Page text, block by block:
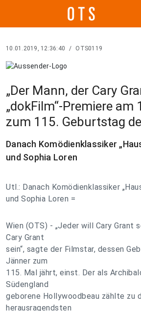
10.01.2019, 12:36:40 / OTS0119
„Der Mann, der Cary
„dokFilm“-Premiere am
zum 115. Geburtstag
Danach Komödienklassiker
und Sophia Loren
Utl.: Danach Komödienklassiker
und Sophia Loren =
Wien (OTS) - „Jeder will Cary Grant
Cary Grant
sein“, sagte der Filmstar, dessen
Jänner zum
115. Mal jährt, einst. Der als
Südengland
geborene Hollywoodbeau zählte zu
herausragendsten